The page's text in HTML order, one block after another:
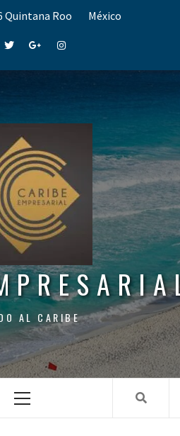
Quintana Roo México
TwitterGoogle+Instagram
AL CARIBE
Menu